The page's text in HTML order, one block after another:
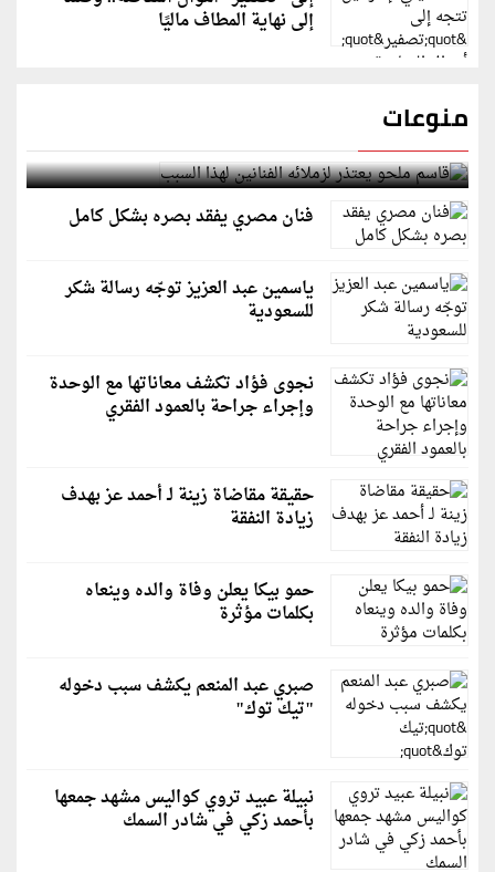
إلى نهاية المطاف ماليًا
منوعات
قاسم ملحو يعتذر لزملائه الفنانين لهذا السبب
فنان مصري يفقد بصره بشكل كامل
ياسمين عبد العزيز توجّه رسالة شكر
للسعودية
نجوى فؤاد تكشف معاناتها مع الوحدة
وإجراء جراحة بالعمود الفقري
حقيقة مقاضاة زينة لـ أحمد عز بهدف
زيادة النفقة
حمو بيكا يعلن وفاة والده وينعاه
بكلمات مؤثرة
صبري عبد المنعم يكشف سبب دخوله
"تيك توك"
نبيلة عبيد تروي كواليس مشهد جمعها
بأحمد زكي في شادر السمك